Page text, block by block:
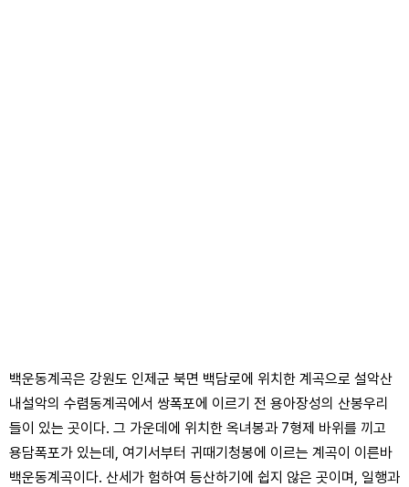
백운동계곡은 강원도 인제군 북면 백담로에 위치한 계곡으로 설악산
내설악의 수렴동계곡에서 쌍폭포에 이르기 전 용아장성의 산봉우리
들이 있는 곳이다. 그 가운데에 위치한 옥녀봉과 7형제 바위를 끼고
용담폭포가 있는데, 여기서부터 귀때기청봉에 이르는 계곡이 이른바
백운동계곡이다. 산세가 험하여 등산하기에 쉽지 않은 곳이며, 일행과